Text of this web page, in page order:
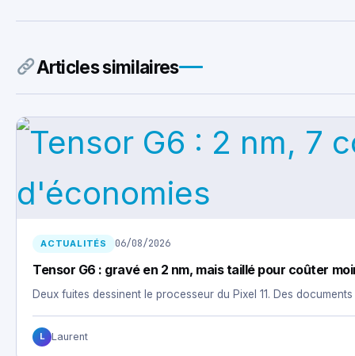
Articles similaires
ACTUALITÉS 06/08/2026
Tensor G6 : gravé en 2 nm, mais taillé pour coûter
Deux fuites dessinent le processeur du Pixel 11. Des
L Laurent